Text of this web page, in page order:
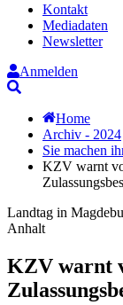
Kontakt
Mediadaten
Newsletter
Anmelden
Home
Archiv - 2024
Sie machen
KZV warnt
Landtag in
Anhalt
KZV warnt